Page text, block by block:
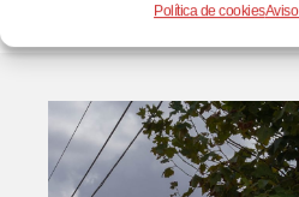
Política de cookies